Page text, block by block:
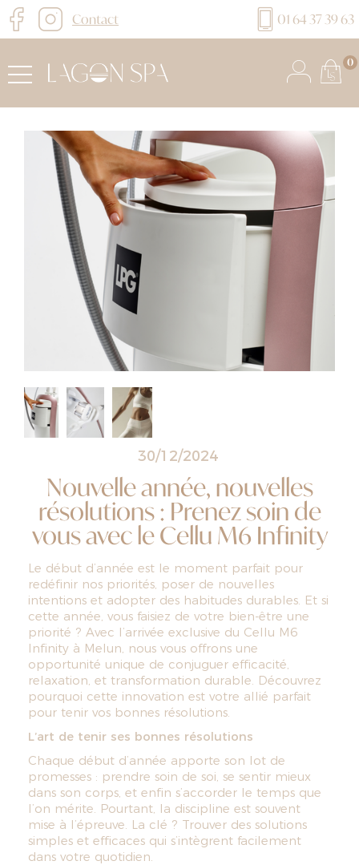
Contact 01 64 37 39 63
0
30/12/2024
Nouvelle année, nouvelles
résolutions : Prenez soin de
vous avec le Cellu M6 Infinity
Le début d’année est le moment parfait pour
redéfinir nos priorités, poser de nouvelles
intentions et adopter des habitudes durables. Et si
cette année, vous faisiez de votre bien-être une
priorité ? Avec l’arrivée exclusive du Cellu M6
Infinity à Melun, nous vous offrons une
opportunité unique de conjuguer efficacité,
relaxation, et transformation durable. Découvrez
pourquoi cette innovation est votre allié parfait
pour tenir vos bonnes résolutions.
L’art de tenir ses bonnes résolutions
Chaque début d’année apporte son lot de
promesses : prendre soin de soi, se sentir mieux
dans son corps, et enfin s’accorder le temps que
l’on mérite. Pourtant, la discipline est souvent
mise à l’épreuve. La clé ? Trouver des solutions
simples et efficaces qui s’intègrent facilement
dans votre quotidien.